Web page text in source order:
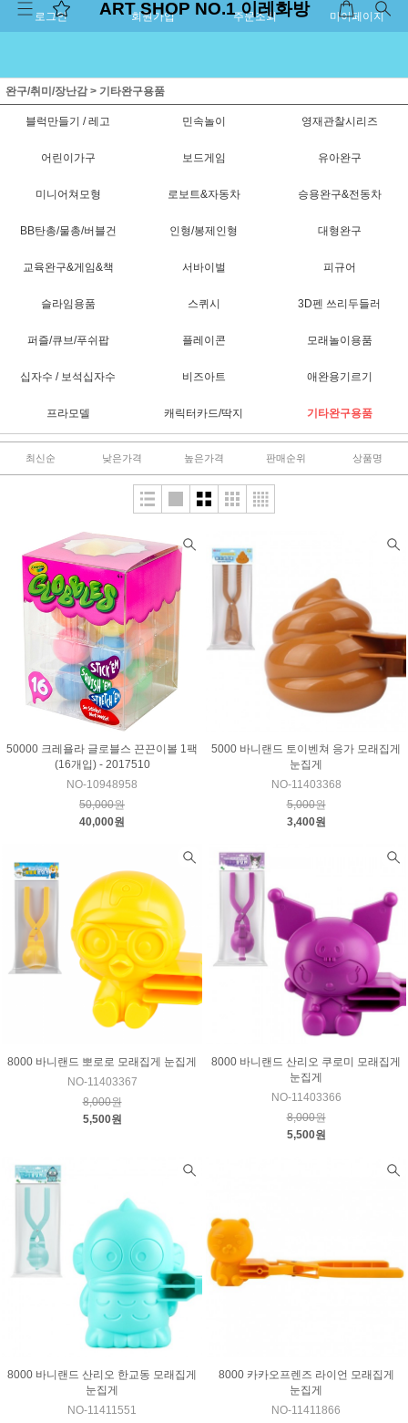
로그인 회원가입 주문조회 마이페이지
ART SHOP NO.1 이레화방
완구/취미/장난감> 기타완구용품
블럭만들기 / 레고 민속놀이 영재관찰시리즈
어린이가구 보드게임 유아완구
미니어쳐모형 로보트&자동차 승용완구&전동차
BB탄총/물총/버블건 인형/봉제인형 대형완구
교육완구&게임&책 서바이벌 피규어
슬라임용품 스퀴시 3D펜 쓰리두들러
퍼즐/큐브/푸쉬팝 플레이콘 모래놀이용품
십자수 / 보석십자수 비즈아트 애완용기르기
프라모델 캐릭터카드/딱지 기타완구용품
최신순 낮은가격 높은가격 판매순위 상품명
50000 크레욜라 글로블스 끈끈이볼 1팩
(16개입) - 2017510
NO-10948958
50,000원
40,000원
5000 바니랜드 토이벤쳐 응가 모래집게
눈집게
NO-11403368
5,000원
3,400원
8000 바니랜드 뽀로로 모래집게 눈집게
NO-11403367
8,000원
5,500원
8000 바니랜드 산리오 쿠로미 모래집게
눈집게
NO-11403366
8,000원
5,500원
8000 바니랜드 산리오 한교동 모래집게
눈집게
NO-11411551
8000 카카오프렌즈 라이언 모래집게
눈집게
NO-11411866